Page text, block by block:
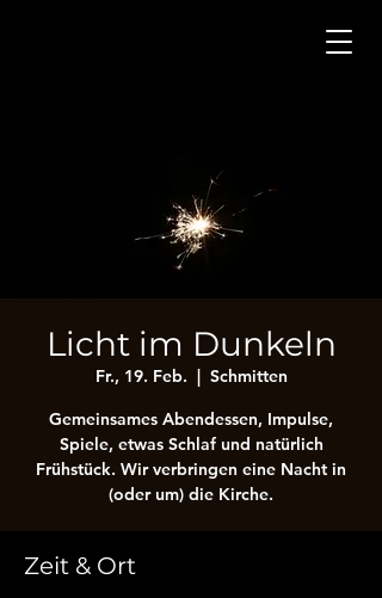
Licht im Dunkeln
Fr., 19. Feb.
  |
Schmitten
Gemeinsames Abendessen, Impulse,
Spiele, etwas Schlaf und natürlich
Frühstück. Wir verbringen eine Nacht in
(oder um) die Kirche.
Zeit & Ort